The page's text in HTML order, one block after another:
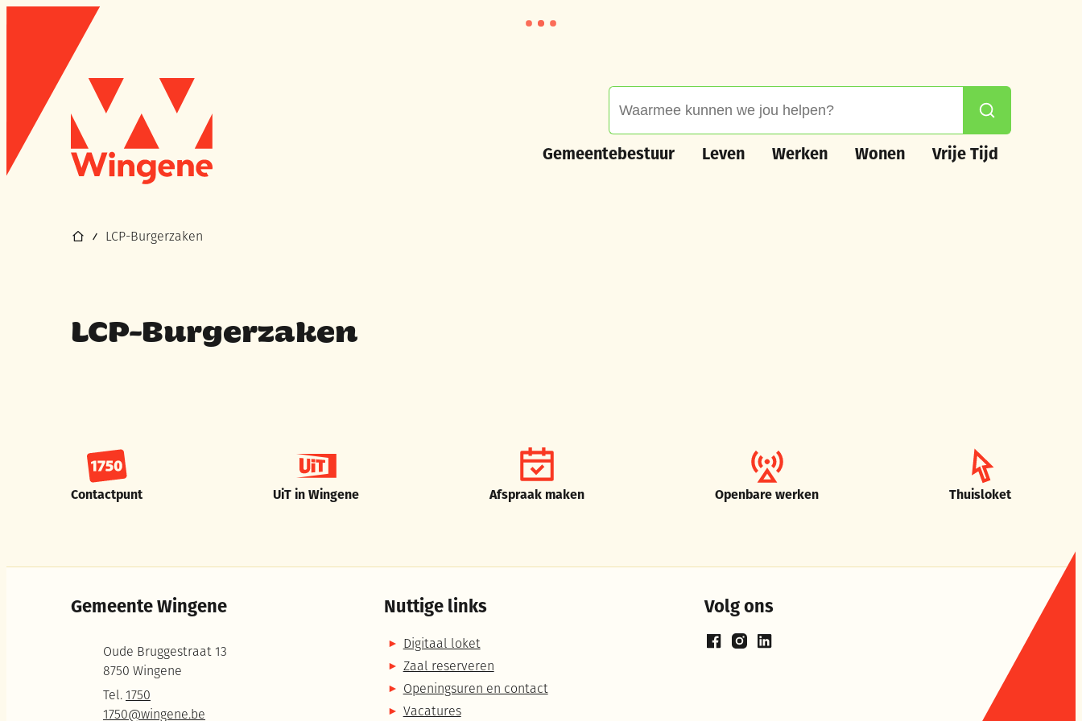
Naar inhoud
Wingene
Zoeken
Gemeentebestuur Leven Werken Wonen
Vrije Tijd
Vrije Tijd
Startpagina
LCP-Burgerzaken
LCP-Burgerzaken
Contactpunt UiT in Wingene Afspraak maken Openbare werken Thuisloket
Gemeente Wingene
Oude Bruggestraat 13
,8750 Wingene
1750
E-mail1750@wingene.be
Nuttige links
Digitaal loket
Zaal reserveren
Openingsuren en contact
Vacatures
Volg ons
Facebook
Instagram
LinkedIn